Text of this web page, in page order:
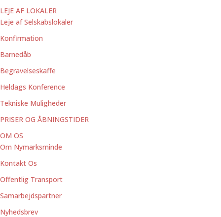
LEJE AF LOKALER
Leje af Selskabslokaler
Konfirmation
Barnedåb
Begravelseskaffe
Heldags Konference
Tekniske Muligheder
PRISER OG ÅBNINGSTIDER
OM OS
Om Nymarksminde
Kontakt Os
Offentlig Transport
Samarbejdspartner
Nyhedsbrev